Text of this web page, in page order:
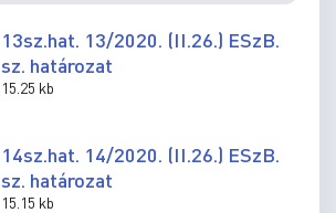
13sz.hat. 13/2020. (II.26.) ESzB.
sz. határozat
15.25 kb
14sz.hat. 14/2020. (II.26.) ESzB.
sz. határozat
15.15 kb